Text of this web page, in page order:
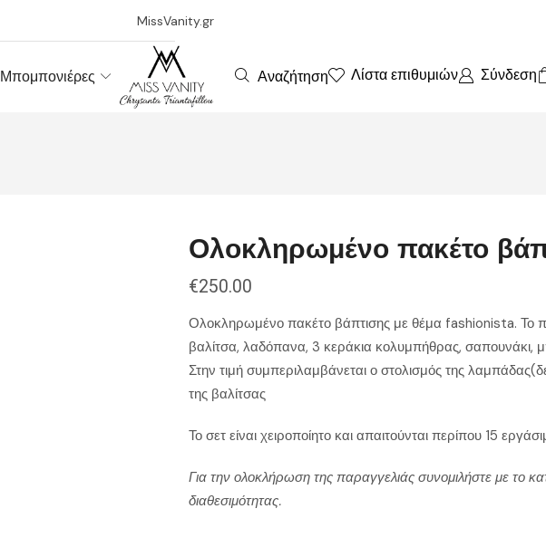
MissVanity.gr
Μπομπονιέρες Αναζήτηση Λίστα επιθυμιών Σύνδεση
Ολοκληρωμένο πακέτο
€250.00
Ολοκληρωμένο πακέτο βάπτισης με θέμα fashionista. Το
βαλίτσα, λαδόπανα, 3 κεράκια κολυμπήθρας, σαπουνάκι,
Στην τιμή συμπεριλαμβάνεται ο στολισμός της
της βαλίτσας
Το σετ είναι χειροποίητο και απαιτούνται περίπου 15
Για την ολοκλήρωση της παραγγελιάς συνομιλήστε με το
διαθεσιμότητας.